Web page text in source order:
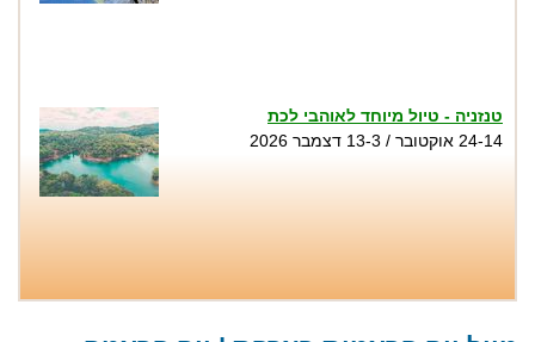
טנזניה - טיול מיוחד לאוהבי לכת
24-14 אוקטובר / 13-3 דצמבר 2026
שבת 1.8, שני 3.8, שישי 7.8, שבת 8.8, שישי